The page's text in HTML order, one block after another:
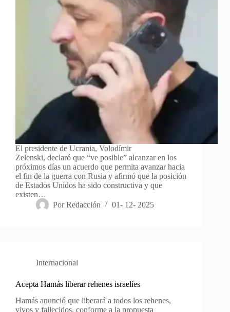
El presidente de Ucrania, Volodímir
Zelenski, declaró que “ve posible” alcanzar en los
próximos días un acuerdo que permita avanzar hacia
el fin de la guerra con Rusia y afirmó que la posición
de Estados Unidos ha sido constructiva y que
existen…
Por Redacción 01- 12- 2025
Internacional
Acepta Hamás liberar rehenes israelíes
Hamás anunció que liberará a todos los rehenes,
vivos y fallecidos, conforme a la propuesta